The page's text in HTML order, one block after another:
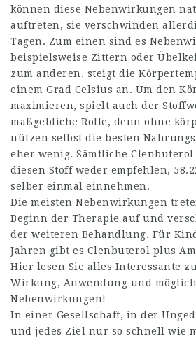
können diese Nebenwirkungen
auftreten, sie verschwinden
Tagen. Zum einen sind es
beispielsweise Zittern oder
zum anderen, steigt die
einem Grad Celsius an. Um den
maximieren, spielt auch der
maßgebliche Rolle, denn ohne
nützen selbst die besten
eher wenig. Sämtliche
diesen Stoff weder empfehlen,
selber einmal einnehmen.
Die meisten Nebenwirkungen
Beginn der Therapie auf und
der weiteren Behandlung. Für
Jahren gibt es Clenbuterol plus
Hier lesen Sie alles Interessante
Wirkung, Anwendung und
Nebenwirkungen!
In einer Gesellschaft, in der
und jedes Ziel nur so schnell wie